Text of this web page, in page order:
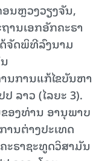
ນຫຼວງວຽງຈັນ,
ານເອກອັກຄະຣາ
ຈັດພິທີລົງນາມ
ນ​ການແກ້ໄຂບັນຫາ
ລາວ (ໄລຍະ 3).
ອງທ່ານ ອານຸພາບ
ນຕ່າງປະເທດ
ະຣາຊະທູດວິສາມັນ